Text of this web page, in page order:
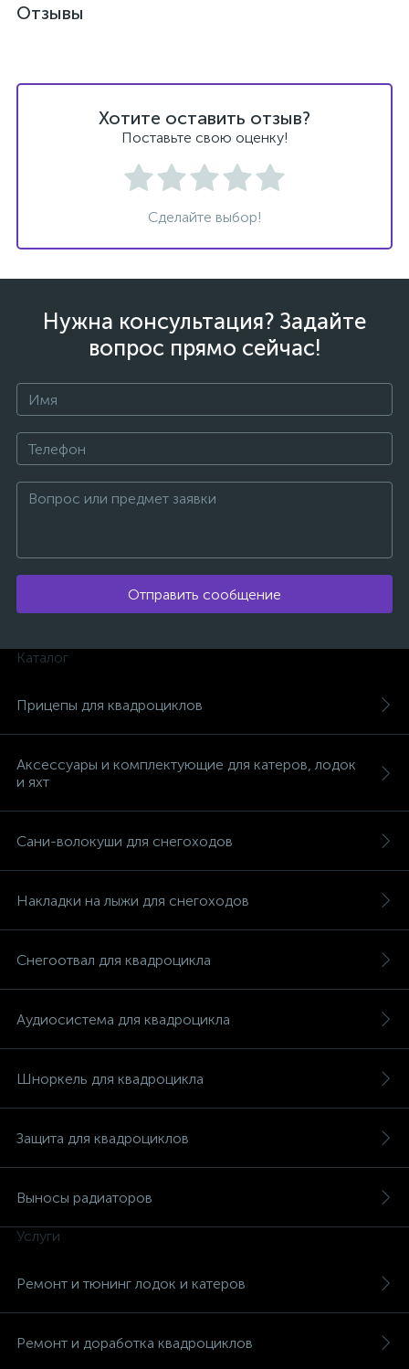
Отзывы
Хотите оставить отзыв?
Поставьте свою оценку!
Сделайте выбор!
Нужна консультация? Задайте
вопрос прямо сейчас!
Отправить сообщение
Каталог
Прицепы для квадроциклов
Аксессуары и комплектующие для катеров, лодок
и яхт
Сани-волокуши для снегоходов
Накладки на лыжи для снегоходов
Снегоотвал для квадроцикла
Аудиосистема для квадроцикла
Шноркель для квадроцикла
Защита для квадроциклов
Выносы радиаторов
Услуги
Ремонт и тюнинг лодок и катеров
Ремонт и доработка квадроциклов